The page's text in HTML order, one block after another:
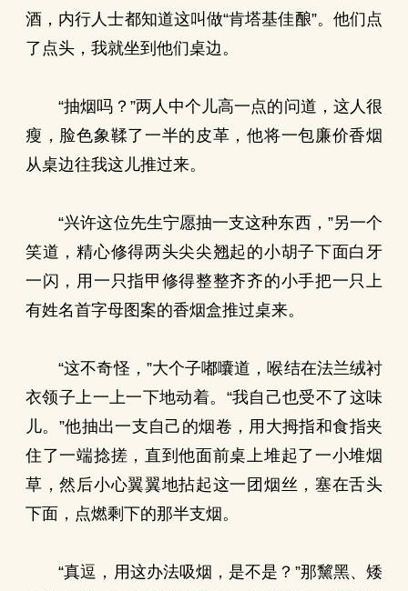
酒，内行人士都知道这叫做“肯塔基佳酿”。他们点
了点头，我就坐到他们桌边。
“抽烟吗？”两人中个儿高一点的问道，这人很
瘦，脸色象鞣了一半的皮革，他将一包廉价香烟
从桌边往我这儿推过来。
“兴许这位先生宁愿抽一支这种东西，”另一个
笑道，精心修得两头尖尖翘起的小胡子下面白牙
一闪，用一只指甲修得整整齐齐的小手把一只上
有姓名首字母图案的香烟盒推过桌来。
“这不奇怪，”大个子嘟囔道，喉结在法兰绒衬
衣领子上一上一下地动着。“我自己也受不了这味
儿。”他抽出一支自己的烟卷，用大拇指和食指夹
住了一端捻搓，直到他面前桌上堆起了一小堆烟
草，然后小心翼翼地拈起这一团烟丝，塞在舌头
下面，点燃剩下的那半支烟。
“真逗，用这办法吸烟，是不是？”那黧黑、矮